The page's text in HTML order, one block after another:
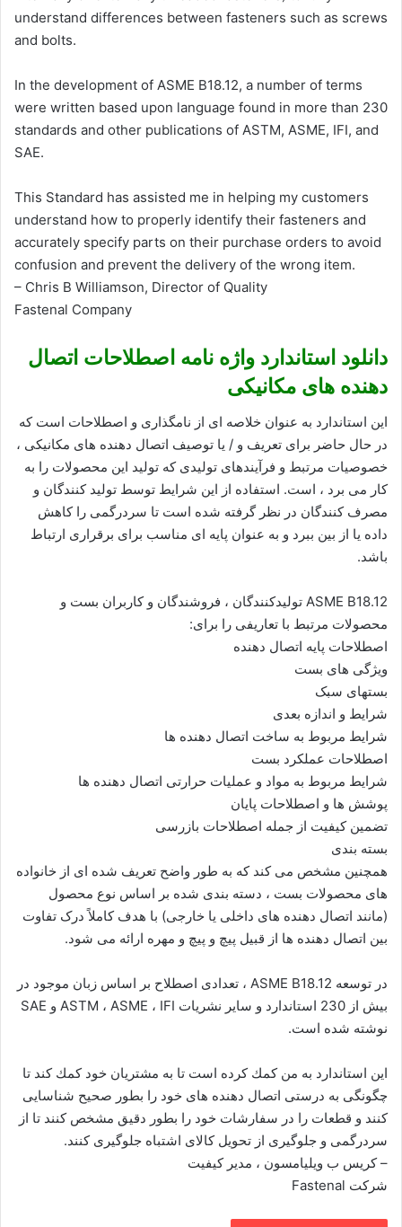
understand differences between fasteners such as screws
and bolts.
In the development of ASME B18.12, a number of terms
were written based upon language found in more than 230
standards and other publications of ASTM, ASME, IFI, and
SAE.
This Standard has assisted me in helping my customers
understand how to properly identify their fasteners and
accurately specify parts on their purchase orders to avoid
confusion and prevent the delivery of the wrong item.
– Chris B Williamson, Director of Quality
Fastenal Company
دانلود استاندارد واژه نامه اصطلاحات اتصال
دهنده های مکانیکی
این استاندارد به عنوان خلاصه ای از نامگذاری و اصطلاحات است که
در حال حاضر برای تعریف و / یا توصیف اتصال دهنده های مکانیکی ،
خصوصیات مرتبط و فرآیندهای تولیدی که تولید این محصولات را به
کار می برد ، است. استفاده از این شرایط توسط تولید کنندگان و
مصرف کنندگان در نظر گرفته شده است تا سردرگمی را کاهش
داده یا از بین ببرد و به عنوان پایه ای مناسب برای برقراری ارتباط
باشد.
ASME B18.12 تولیدکنندگان ، فروشندگان و کاربران بست و
محصولات مرتبط با تعاریفی را برای:
اصطلاحات پایه اتصال دهنده
ویژگی های بست
بستهای سبک
شرایط و اندازه بعدی
شرایط مربوط به ساخت اتصال دهنده ها
اصطلاحات عملکرد بست
شرایط مربوط به مواد و عملیات حرارتی اتصال دهنده ها
پوشش ها و اصطلاحات پایان
تضمین کیفیت از جمله اصطلاحات بازرسی
بسته بندی
همچنین مشخص می کند که به طور واضح تعریف شده ای از خانواده
های محصولات بست ، دسته بندی شده بر اساس نوع محصول
(مانند اتصال دهنده های داخلی یا خارجی) با هدف کاملاً درک تفاوت
بین اتصال دهنده ها از قبیل پیچ و پیچ و مهره ارائه می شود.
در توسعه ASME B18.12 ، تعدادی اصطلاح بر اساس زبان موجود در
بیش از 230 استاندارد و سایر نشریات ASTM ، ASME ، IFI و SAE
نوشته شده است.
این استاندارد به من كمك كرده است تا به مشتریان خود كمك كند تا
چگونگی به درستی اتصال دهنده های خود را بطور صحیح شناسایی
كنند و قطعات را در سفارشات خود را بطور دقیق مشخص كنند تا از
سردرگمی و جلوگیری از تحویل كالای اشتباه جلوگیری كنند.
– کریس ب ویلیامسون ، مدیر کیفیت
شرکت Fastenal